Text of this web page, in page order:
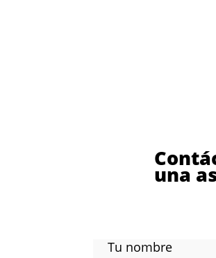
una
Tu nombre